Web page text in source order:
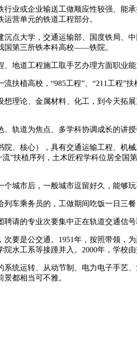
或企业输送工做顺应性较强、能承
营单元的铁道工程部分。
大学，交通运输部、国度铁局、中
国第三所铁本科高校——铁院。
道工程施工取手艺办理方面职业能
植高校，“985工程”、“211工程”扶
论、金属材料、化工，到今天拓展
道为焦点、多学科协调成长的讲授
核心），具有交通运输工程、机械
”扶植序列，土木匠程学科位居全
市后，一般城市逗留好久，能够玩
乘务员的，工做期间吃饭一日三餐
的专业次要集中正在轨道交通信号
是公交通。1951年，按照带领，为
水工系等接踵并入。2000年，学校
运转、从动节制、电力电子手艺、
都相当可不雅。